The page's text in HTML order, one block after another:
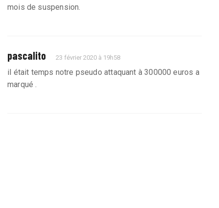
mois de suspension.
pascalito 23 février 2020 à 19h58
il était temps notre pseudo attaquant à 300000 euros a
marqué .